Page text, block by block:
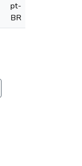
pt-
BR